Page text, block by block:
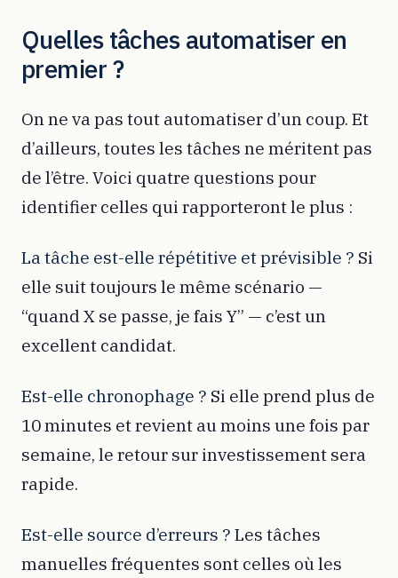
Quelles tâches automatiser en
premier ?
On ne va pas tout automatiser d’un coup. Et
d’ailleurs, toutes les tâches ne méritent pas
de l’être. Voici quatre questions pour
identifier celles qui rapporteront le plus :
La tâche est-elle répétitive et prévisible ? Si
elle suit toujours le même scénario —
“quand X se passe, je fais Y” — c’est un
excellent candidat.
Est-elle chronophage ? Si elle prend plus de
10 minutes et revient au moins une fois par
semaine, le retour sur investissement sera
rapide.
Est-elle source d’erreurs ? Les tâches
manuelles fréquentes sont celles où les